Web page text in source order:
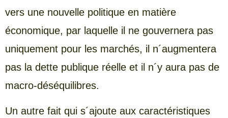
vers une nouvelle politique en matière
économique, par laquelle il ne gouvernera pas
uniquement pour les marchés, il n´augmentera
pas la dette publique réelle et il n´y aura pas de
macro-déséquilibres.
Un autre fait qui s´ajoute aux caractéristiques